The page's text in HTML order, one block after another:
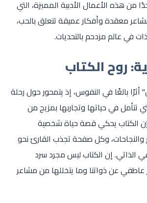
من هذه الأعمال الأدبية المميزة، التي
معقدة وأفكار عميقة تتعلق بالحب،
في عالم مزدحم بالتحديات.
روح الكتاب
بالغًا في النفوس، إذ يتمحور حول رحلة
تتأمل في حياتها وتجاربها بمزيج من
الكتاب يحكي قصة حياة شخصية
وكل صفحة تجذب القارئ نحو
الذاتي. إن الكتاب ليس مجرد سرد
عاطفي عن ذواتنا وما يتخللها من مشاعر